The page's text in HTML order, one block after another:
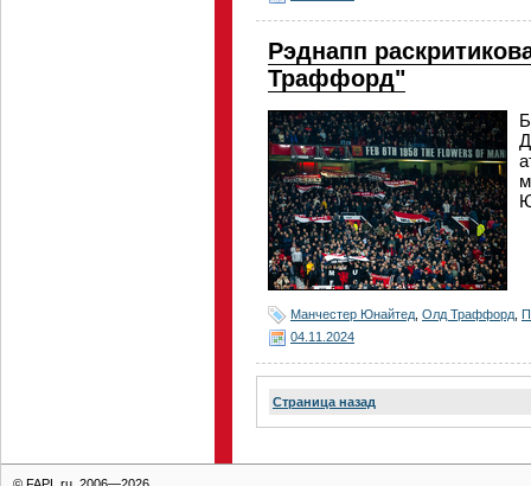
Рэднапп
Траффорд"
Манчестер Юнайтед Олд Траффорд
04.11.2024
Страница назад